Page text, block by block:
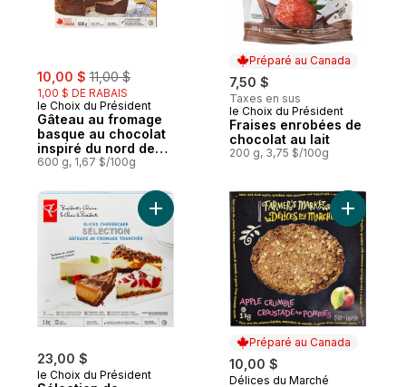
sale:
10,00 $ , formerly:
11,00 $
1,00 $ DE RABAIS
le Choix du Président
Gâteau au fromage
basque au chocolat
inspiré du nord de
l’Espagne
600 g, 1,67 $/100g
Préparé au Canada
7,50 $
Taxes en sus
Préparé au Canada
le Choix du Président
Fraises enrobées de
chocolat au lait
200 g, 3,75 $/100g
23,00 $
le Choix du Président
Ajouter Sélection de gâteaux au fromage
Préparé au Canada
10,00 $
Délices du Marché
Ajouter